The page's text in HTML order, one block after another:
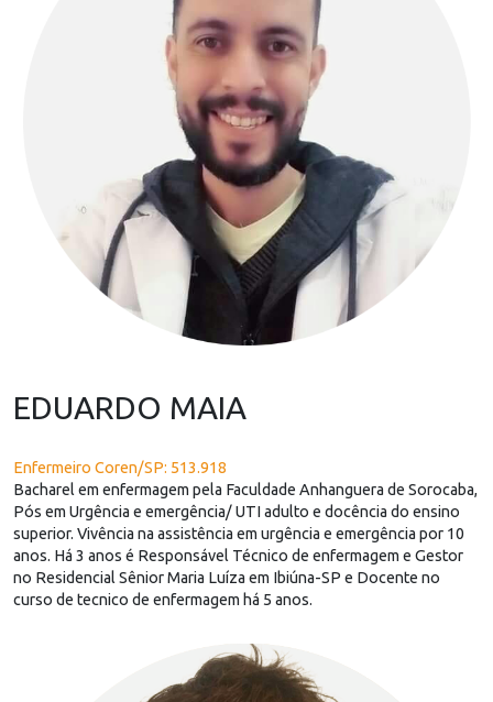
EDUARDO MAIA
Enfermeiro Coren/SP: 513.918
Bacharel em enfermagem pela Faculdade Anhanguera de Sorocaba,
Pós em Urgência e emergência/ UTI adulto e docência do ensino
superior. Vivência na assistência em urgência e emergência por 10
anos. Há 3 anos é Responsável Técnico de enfermagem e Gestor
no Residencial Sênior Maria Luíza em Ibiúna-SP e Docente no
curso de tecnico de enfermagem há 5 anos.